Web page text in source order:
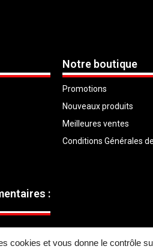
Notre boutique
Promotions
Nouveaux produits
Meilleures ventes
Conditions Générales
:
cookies et vous donne le contrôle